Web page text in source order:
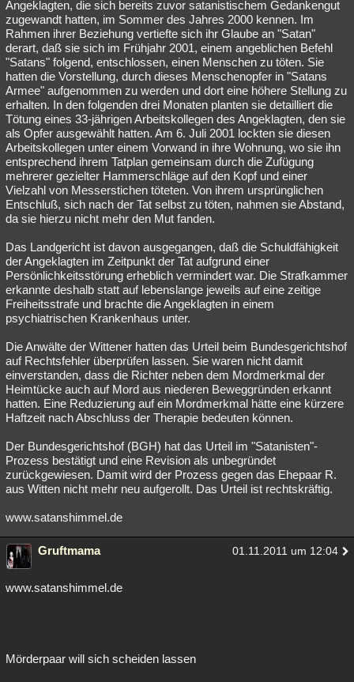
Angeklagten, die sich bereits zuvor satanistischem Gedankengut
zugewandt hatten, im Sommer des Jahres 2000 kennen. Im
Rahmen ihrer Beziehung vertiefte sich ihr Glaube an "Satan"
derart, daß sie sich im Frühjahr 2001, einem angeblichen Befehl
"Satans" folgend, entschlossen, einen Menschen zu töten. Sie
hatten die Vorstellung, durch dieses Menschenopfer in "Satans
Armee" aufgenommen zu werden und dort eine höhere Stellung zu
erhalten. In den folgenden drei Monaten planten sie detailliert die
Tötung eines 33-jährigen Arbeitskollegen des Angeklagten, den sie
als Opfer ausgewählt hatten. Am 6. Juli 2001 lockten sie diesen
Arbeitskollegen unter einem Vorwand in ihre Wohnung, wo sie ihn
entsprechend ihrem Tatplan gemeinsam durch die Zufügung
mehrerer gezielter Hammerschläge auf den Kopf und einer
Vielzahl von Messerstichen töteten. Von ihrem ursprünglichen
Entschluß, sich nach der Tat selbst zu töten, nahmen sie Abstand,
da sie hierzu nicht mehr den Mut fanden.
Das Landgericht ist davon ausgegangen, daß die Schuldfähigkeit
der Angeklagten im Zeitpunkt der Tat aufgrund einer
Persönlichkeitsstörung erheblich vermindert war. Die Strafkammer
erkannte deshalb statt auf lebenslange jeweils auf eine zeitige
Freiheitsstrafe und brachte die Angeklagten in einem
psychiatrischen Krankenhaus unter.
Die Anwälte der Wittener hatten das Urteil beim Bundesgerichtshof
auf Rechtsfehler überprüfen lassen. Sie waren nicht damit
einverstanden, dass die Richter neben dem Mordmerkmal der
Heimtücke auch auf Mord aus niederen Beweggründen erkannt
hatten. Eine Reduzierung auf ein Mordmerkmal hätte eine kürzere
Haftzeit nach Abschluss der Therapie bedeuten können.
Der Bundesgerichtshof (BGH) hat das Urteil im "Satanisten"-
Prozess bestätigt und eine Revision als unbegründet
zurückgewiesen. Damit wird der Prozess gegen das Ehepaar R.
aus Witten nicht mehr neu aufgerollt. Das Urteil ist rechtskräftig.
www.satanshimmel.de
Gruftmama 01.11.2011 um 12:04
www.satanshimmel.de
Mörderpaar will sich scheiden lassen